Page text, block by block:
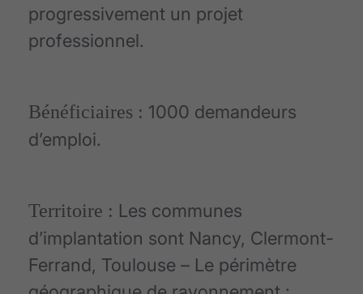
progressivement un projet
professionnel.
Bénéficiaires : 1000 demandeurs
d’emploi.
Territoire : Les communes
d’implantation sont Nancy, Clermont-
Ferrand, Toulouse – Le périmètre